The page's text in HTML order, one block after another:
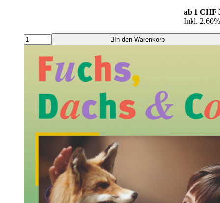
ab 1 CHF
Inkl.
In den Warenkorb